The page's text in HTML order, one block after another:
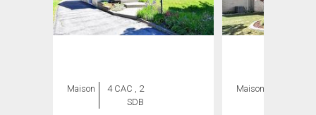
Maison
4 CAC , 2
SDB
Maison